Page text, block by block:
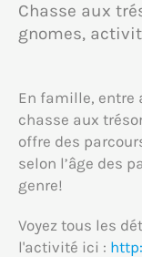
Chasse aux
gnomes,
En famille, entre
chasse aux
offre des
selon l’âge des
genre!
Voyez tous les
l'activité ici :